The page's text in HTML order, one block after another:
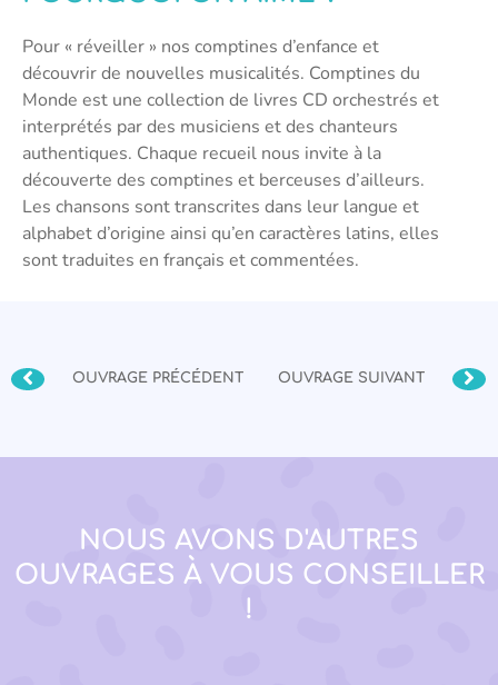
Pour « réveiller » nos comptines d’enfance et
découvrir de nouvelles musicalités. Comptines du
Monde est une collection de livres CD orchestrés et
interprétés par des musiciens et des chanteurs
authentiques. Chaque recueil nous invite à la
découverte des comptines et berceuses d’ailleurs.
Les chansons sont transcrites dans leur langue et
alphabet d’origine ainsi qu’en caractères latins, elles
sont traduites en français et commentées.
OUVRAGE PRÉCÉDENT OUVRAGE SUIVANT
NOUS AVONS D'AUTRES
OUVRAGES À VOUS CONSEILLER
!